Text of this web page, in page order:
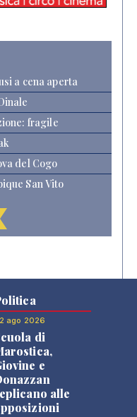
a cena aperta
fragile
del Cogo
San Vito
ago 2026
di
e
alle